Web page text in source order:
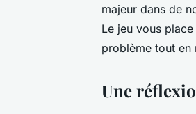
majeur dans de
Le jeu vous
problème tout en
Une